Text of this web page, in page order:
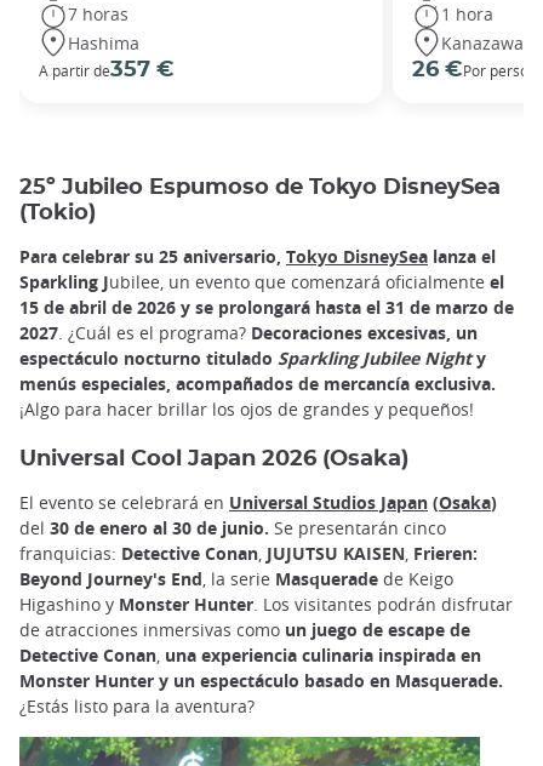
7 horas
Hashima
A partir de357 €
1 hora
Kanazawa
26 €Por
25º Jubileo Espumoso de Tokyo DisneySea
(Tokio)
Para celebrar su 25 aniversario, Tokyo DisneySea lanza el
Sparkling Jubilee, un evento que comenzará oficialmente el
15 de abril de 2026 y se prolongará hasta el 31 de marzo de
2027. ¿Cuál es el programa? Decoraciones excesivas, un
espectáculo nocturno titulado Sparkling Jubilee Nighty
menús especiales, acompañados de mercancía exclusiva.
¡Algo para hacer brillar los ojos de grandes y pequeños!
Universal Cool Japan 2026 (Osaka)
El evento se celebrará en Universal Studios Japan (Osaka)
del 30 de enero al 30 de junio. Se presentarán cinco
franquicias: Detective Conan, JUJUTSU KAISEN, Frieren:
Beyond Journey's End, la serie Masquerade de Keigo
Higashino y Monster Hunter. Los visitantes podrán disfrutar
de atracciones inmersivas como un juego de escape de
Detective Conan, una experiencia culinaria inspirada en
Monster Hunter y un espectáculo basado en Masquerade.
¿Estás listo para la aventura?